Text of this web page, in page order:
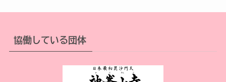
協働している団体